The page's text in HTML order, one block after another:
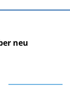
neu